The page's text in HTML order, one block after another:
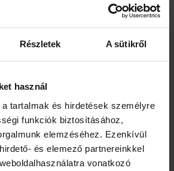
Részletek A sütikről
használ
tartalmak és hirdetések személyre
funkciók biztosításához,
elemzéséhez. Ezenkívül
és elemező partnereinkkel
vonatkozó
50-100 ml. Mindig a
haladva lassan öntsük a
magas hőmérséklet ill.
ennél nagyobb mennyiség
alkalmazható, az
Ideális klórtartalom: 0,6-
érték: 7,2-7,6.Ha a klór és az
a vízben jelentősen
óra elég arra, hogy a medence